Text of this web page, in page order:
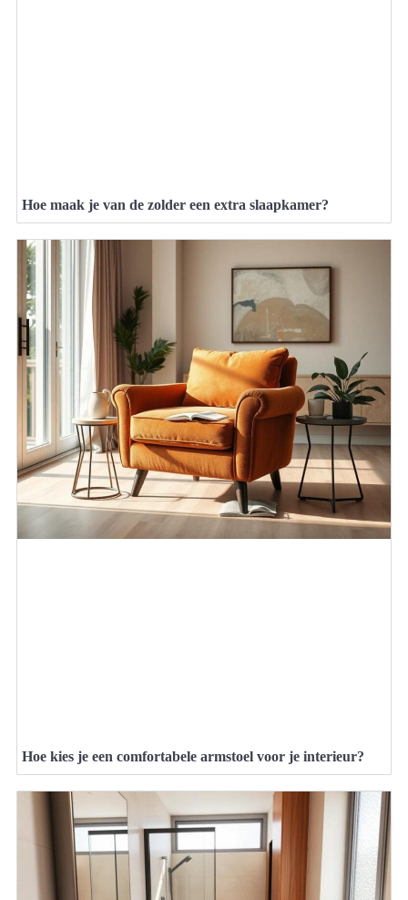
Hoe maak je van de zolder een extra slaapkamer?
Hoe kies je een comfortabele armstoel voor je interieur?